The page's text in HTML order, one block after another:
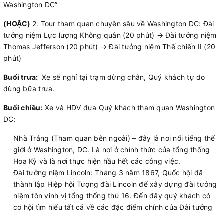
Washington DC”
(HOẶC) 2. Tour tham quan chuyên sâu về Washington DC: Đài
tưởng niệm Lực lượng Không quân (20 phút) → Đài tưởng niệm
Thomas Jefferson (20 phút) → Đài tưởng niệm Thế chiến II (20
phút)
Buổi trưa: Xe sẽ nghỉ tại trạm dừng chân, Quý khách tự do
dùng bữa trưa.
Buổi chiều:Xe và HDV đưa Quý khách tham quan Washington
DC:
Nhà Trắng (Tham quan bên ngoài) – đây là nơi nổi tiếng thế
giới ở Washington, DC. Là nơi ở chính thức của tổng thống
Hoa Kỳ và là nơi thực hiện hầu hết các công việc.
Đài tưởng niệm Lincoln: Tháng 3 năm 1867, Quốc hội đã
thành lập Hiệp hội Tượng đài Lincoln để xây dựng đài tưởng
niệm tôn vinh vị tổng thống thứ 16. Đến đây quý khách có
cơ hội tìm hiểu tất cả về các đặc điểm chính của Đài tưởng